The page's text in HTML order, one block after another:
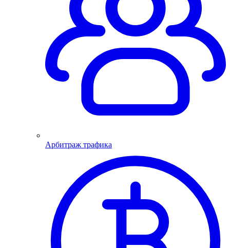
Арбитраж трафика